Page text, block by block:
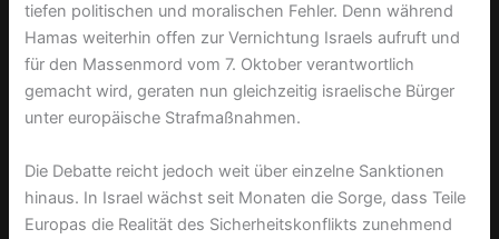
tiefen politischen und moralischen Fehler. Denn während
Hamas weiterhin offen zur Vernichtung Israels aufruft und
für den Massenmord vom 7. Oktober verantwortlich
gemacht wird, geraten nun gleichzeitig israelische Bürger
unter europäische Strafmaßnahmen.
Die Debatte reicht jedoch weit über einzelne Sanktionen
hinaus. In Israel wächst seit Monaten die Sorge, dass Teile
Europas die Realität des Sicherheitskonflikts zunehmend